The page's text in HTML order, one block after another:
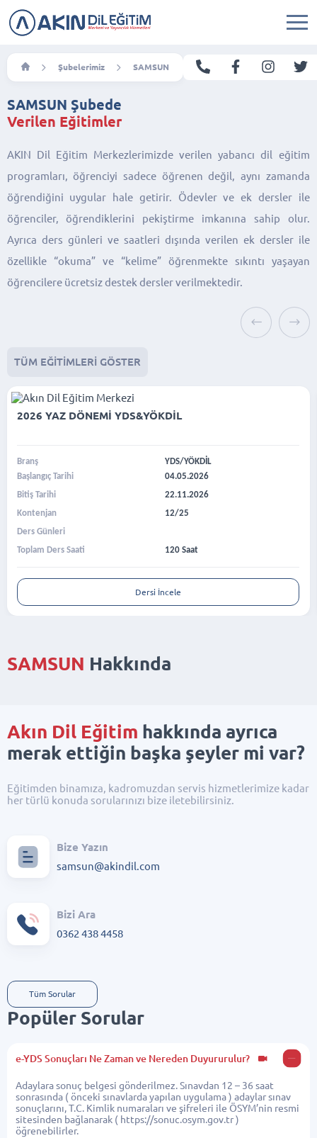
Şubelerimiz SAMSUN
TÜM EĞITIMLERI GÖSTER
SAMSUN Şubede
Verilen Eğitimler
AKIN Dil Eğitim Merkezlerimizde verilen yabancı dil eğitim
programları, öğrenciyi sadece öğrenen değil, aynı zamanda
öğrendiğini uygular hale getirir. Ödevler ve ek dersler ile
öğrenciler, öğrendiklerini pekiştirme imkanına sahip olur.
Ayrıca ders günleri ve saatleri dışında verilen ek dersler ile
özellikle “okuma” ve “kelime” öğrenmekte sıkıntı yaşayan
öğrencilere ücretsiz destek dersler verilmektedir.
2026 YAZ DÖNEMİ YDS&YÖKDİL
Branş
YDS/YÖKDİL
Başlangıç Tarihi
04.05.2026
Bitiş Tarihi
22.11.2026
Kontenjan
12/25
Ders Günleri
Toplam Ders Saati
120 Saat
Dersi İncele
SAMSUN Hakkında
Akın Dil Eğitim hakkında ayrıca
merak ettiğin başka şeyler mi var?
Eğitimden binamıza, kadromuzdan servis hizmetlerimize kadar
her türlü konuda sorularınızı bize iletebilirsiniz.
Bize Yazın
samsun@akindil.com
Bizi Ara
0362 438 4458
Tüm Sorular
Popüler Sorular
e-YDS Sonuçları Ne Zaman ve Nereden Duyururulur?
Adaylara sonuç belgesi gönderilmez. Sınavdan 12 – 36 saat
sonrasında ( önceki sınavlarda yapılan uygulama ) adaylar sınav
sonuçlarını, T.C. Kimlik numaraları ve şifreleri ile ÖSYM’nin resmi
sitesinden bağlanarak ( https://sonuc.osym.gov.tr)
öğrenebilirler.